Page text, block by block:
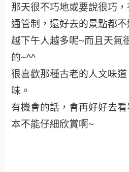
那天很不巧地或要說很巧
通管制，還好去的景點都不
越下午人越多呢~而且天氣
的~^^
很喜歡那種古老的人文味
味。
有機會的話，會再好好去
本不能仔細欣賞啊~